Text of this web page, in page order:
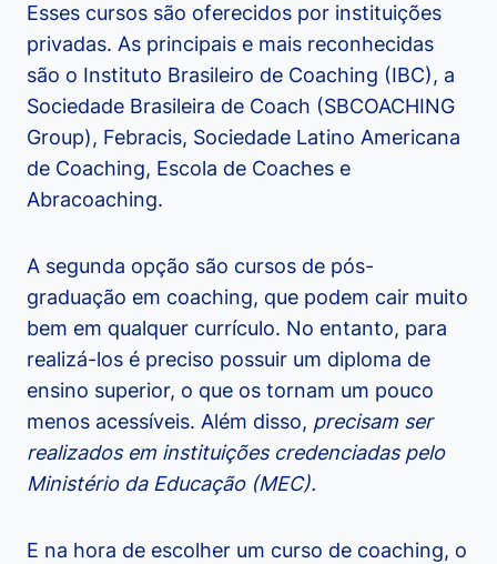
Esses cursos são oferecidos por instituições
privadas. As principais e mais reconhecidas
são o Instituto Brasileiro de Coaching (IBC), a
Sociedade Brasileira de Coach (SBCOACHING
Group), Febracis, Sociedade Latino Americana
de Coaching, Escola de Coaches e
Abracoaching.
A segunda opção são cursos de pós-
graduação em coaching, que podem cair muito
bem em qualquer currículo. No entanto, para
realizá-los é preciso possuir um diploma de
ensino superior, o que os tornam um pouco
menos acessíveis. Além disso, precisam ser
realizados em instituições credenciadas pelo
Ministério da Educação (MEC).
E na hora de escolher um curso de coaching, o